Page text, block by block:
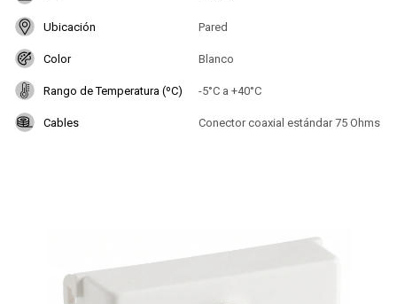
Ubicación Pared
Color Blanco
Rango de Temperatura (ºC) -5°C a +40°C
Cables Conector coaxial estándar 75 Ohms